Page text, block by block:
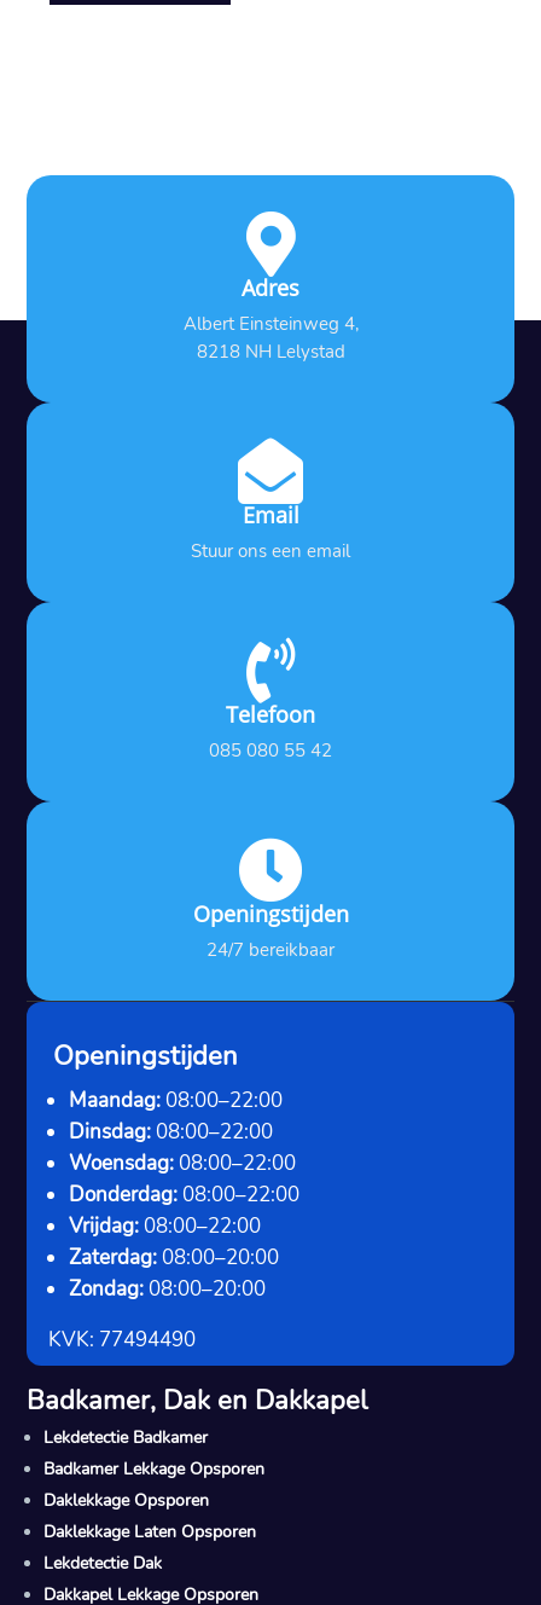

Adres
Albert Einsteinweg 4,
8218 NH Lelystad

Email
Stuur ons een email

Telefoon
085 080 55 42

Openingstijden
24/7 bereikbaar
Openingstijden
Maandag: 08:00–22:00
Dinsdag: 08:00–22:00
Woensdag: 08:00–22:00
Donderdag: 08:00–22:00
Vrijdag: 08:00–22:00
Zaterdag: 08:00–20:00
Zondag: 08:00–20:00
KVK: 77494490
Badkamer, Dak en Dakkapel
Lekdetectie Badkamer
Badkamer Lekkage Opsporen
Daklekkage Opsporen
Daklekkage Laten Opsporen
Lekdetectie Dak
Dakkapel Lekkage Opsporen